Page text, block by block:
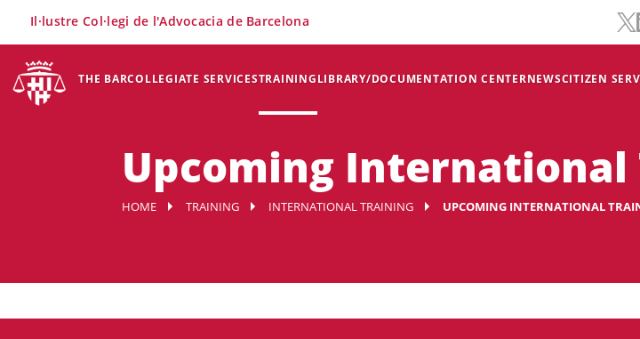
THE BARCOLLEGIATE SERVICESTRAININGLIBRARY/DOCUMENTATION CENTERNEWSCITIZEN
Il·lustre Col·legi de l'Advocacia de Barcelona
Upcoming International
HOME TRAINING INTERNATIONAL TRAINING UPCOMING INTERNATIONAL